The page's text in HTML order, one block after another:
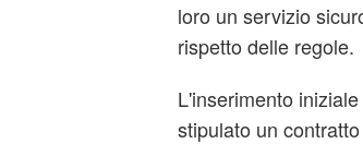
loro un servizio
rispetto delle regole.
L'inserimento
stipulato un